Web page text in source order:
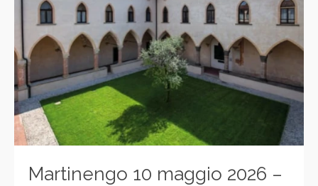
Martinengo 10 maggio 2026 –